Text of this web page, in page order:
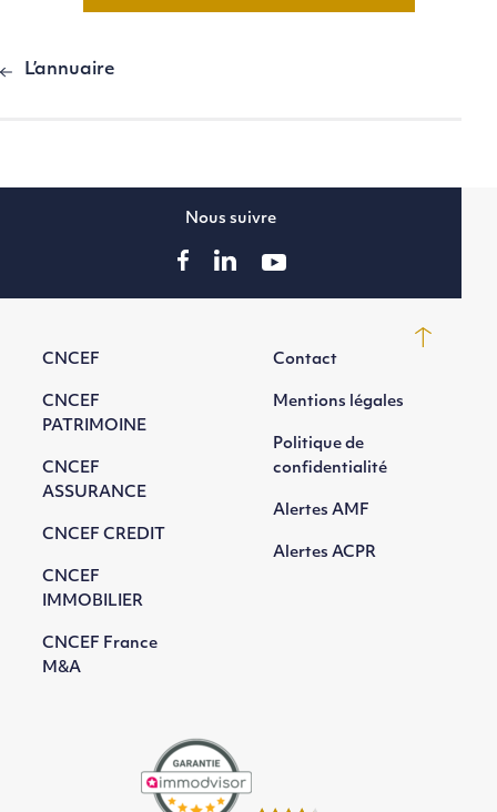
L’annuaire
CNCEF
CNCEF
PATRIMOINE
CNCEF
ASSURANCE
CNCEF CREDIT
CNCEF
IMMOBILIER
CNCEF France
M&A
Contact
Mentions légales
Politique de
confidentialité
Alertes AMF
Alertes ACPR
Nous suivre